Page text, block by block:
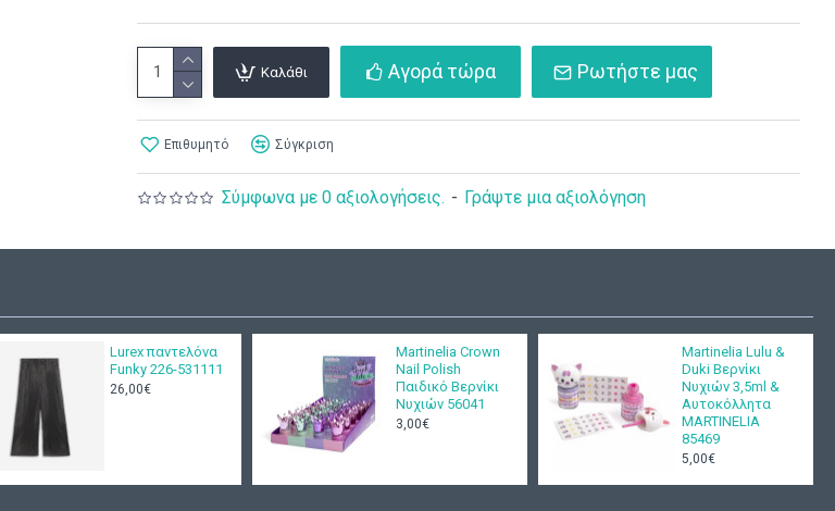
Σύμφωνα με 0 αξιολογήσεις. - Γράψτε μια αξιολόγηση
Καλάθι Αγορά τώρα Ρωτήστε μας
Επιθυμητό Σύγκριση
Lurex παντελόνα
Funky 226-531111
26,00€
Martinelia Crown
Nail Polish
Παιδικό Βερνίκι
Νυχιών 56041
3,00€
Martinelia Lulu &
Duki Βερνίκι
Νυχιών 3,5ml &
Αυτοκόλλητα
MARTINELIA
85469
5,00€